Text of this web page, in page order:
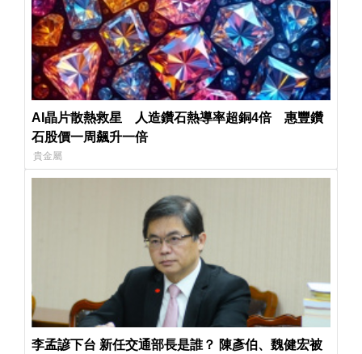
AI晶片散熱救星 人造鑽石熱導率超銅4倍 惠豐鑽
石股價一周飆升一倍
貴金屬
李孟諺下台 新任交通部長是誰？ 陳彥伯、魏健宏被